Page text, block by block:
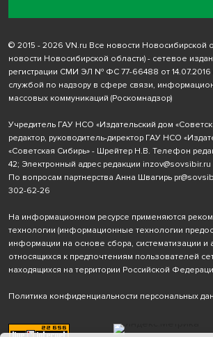
© 2015 - 2026 VN.ru Все новости Новосибирской
новости Новосибирской области) - сетевое
регистрации СМИ ЭЛ № ФС 77-66488 от
службой по надзору в сфере связи,
массовых коммуникаций (Роскомнадзор)
Учредитель ГАУ НСО «Издательский дом
редактор, руководитель-директор ГАУ НСО
«Советская Сибирь» - Шрейтер Н.В. Телефон
42; Электронный адрес редакции inzov@sovsibir.ru
По вопросам партнерства Анна Швагирь
302-62-26
На информационном ресурсе применяются
технологии (информационные технологии
информации на основе сбора, систематизации и
относящихся к предпочтениям пользователей
находящихся на территории Российской
Политика конфиденциальности персональных